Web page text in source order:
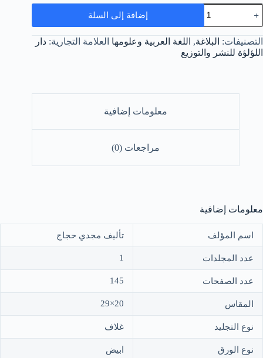
كمية
الملخص
في
البلاغة
(البيان
-المعاني-
إضافة إلى السلة
التصنيفات: البلاغة, اللغة العربية وعلومها العلامة التجارية: دار
اللؤلؤة للنشر والتوزيع
معلومات إضافية
مراجعات (0)
معلومات إضافية
اسم المؤلف تأليف مجدي حجاج
عدد المجلدات 1
عدد الصفحات 145
المقاس 20×29
نوع التجليد غلاف
نوع الورق ابيض